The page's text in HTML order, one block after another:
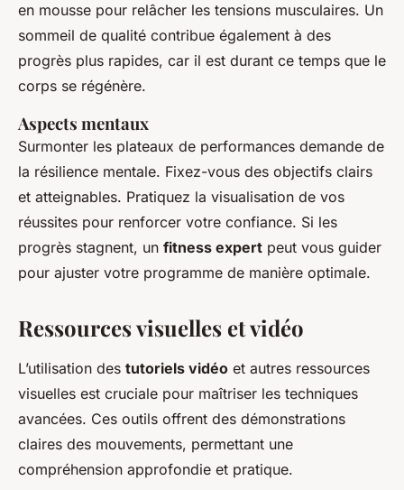
en mousse pour relâcher les tensions musculaires. Un
sommeil de qualité contribue également à des
progrès plus rapides, car il est durant ce temps que le
corps se régénère.
Aspects mentaux
Surmonter les plateaux de performances demande de
la résilience mentale. Fixez-vous des objectifs clairs
et atteignables. Pratiquez la visualisation de vos
réussites pour renforcer votre confiance. Si les
progrès stagnent, un fitness expert peut vous guider
pour ajuster votre programme de manière optimale.
Ressources visuelles et vidéo
L’utilisation des tutoriels vidéo et autres ressources
visuelles est cruciale pour maîtriser les techniques
avancées. Ces outils offrent des démonstrations
claires des mouvements, permettant une
compréhension approfondie et pratique.